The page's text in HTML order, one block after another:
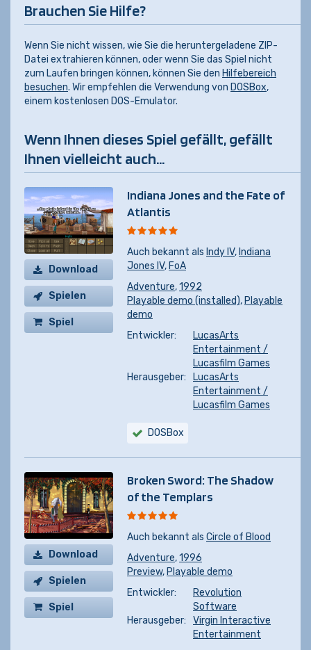
Brauchen Sie Hilfe?
Wenn Sie nicht wissen, wie Sie die heruntergeladene ZIP-
Datei extrahieren können, oder wenn Sie das Spiel nicht
zum Laufen bringen können, können Sie den Hilfebereich
besuchen. Wir empfehlen die Verwendung von DOSBox,
einem kostenlosen DOS-Emulator.
Wenn Ihnen dieses Spiel gefällt, gefällt
Ihnen vielleicht auch...
Download
Spielen
Spiel
Indiana Jones and the Fate of
Atlantis
Auch bekannt als Indy IV, Indiana
Jones IV, FoA
Adventure,1992
Playable demo (installed), Playable
demo
Entwickler:
LucasArts
Entertainment /
Lucasfilm Games
Herausgeber:
LucasArts
Entertainment /
Lucasfilm Games
DOSBox
Download
Spielen
Spiel
Broken Sword: The Shadow
of the Templars
Auch bekannt als Circle of Blood
Adventure,1996
Preview, Playable demo
Entwickler:
Revolution
Software
Herausgeber:
Virgin Interactive
Entertainment